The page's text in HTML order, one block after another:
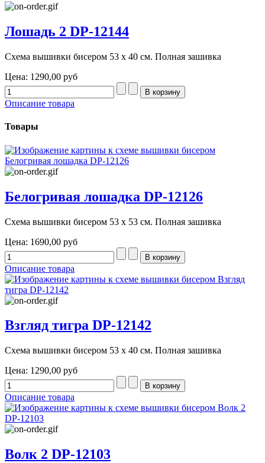
Лошадь 2 DP-12144
Схема вышивки бисером 53 х 40 см. Полная зашивка
Цена: 1290,00 руб
Описание товара
Товары
Белогривая лошадка DP-12126
Схема вышивки бисером 53 х 53 см. Полная зашивка
Цена: 1690,00 руб
Описание товара
Взгляд тигра DP-12142
Схема вышивки бисером 53 х 40 см. Полная зашивка
Цена: 1290,00 руб
Описание товара
Волк 2 DP-12103